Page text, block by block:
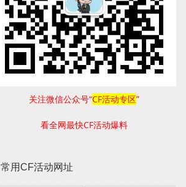
关注微信公众号“CF活动专区”
看全网最快CF活动爆料
常用CF活动网址